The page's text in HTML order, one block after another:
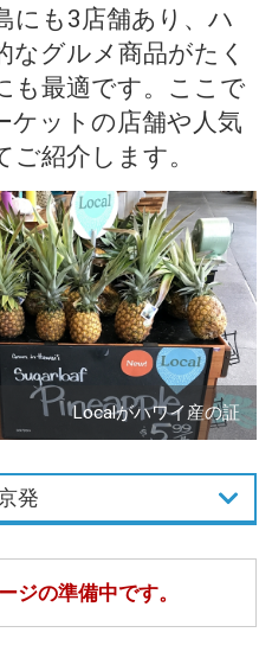
にも3店舗あり、ハ
なグルメ商品がたく
も最適です。ここで
ケットの店舗や人気
紹介します。
Localがハワイ産の証
発
発
屋発
ジの準備中です。